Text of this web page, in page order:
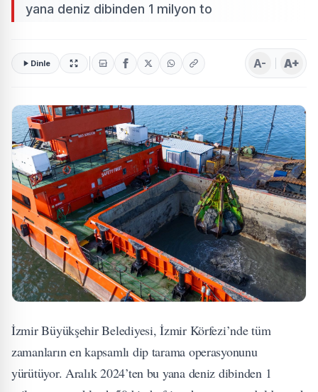
yana deniz dibinden 1 milyon to
Dinle A- A+
İzmir Büyükşehir Belediyesi, İzmir Körfezi’nde tüm
zamanların en kapsamlı dip tarama operasyonunu
yürütüyor. Aralık 2024’ten bu yana deniz dibinden 1